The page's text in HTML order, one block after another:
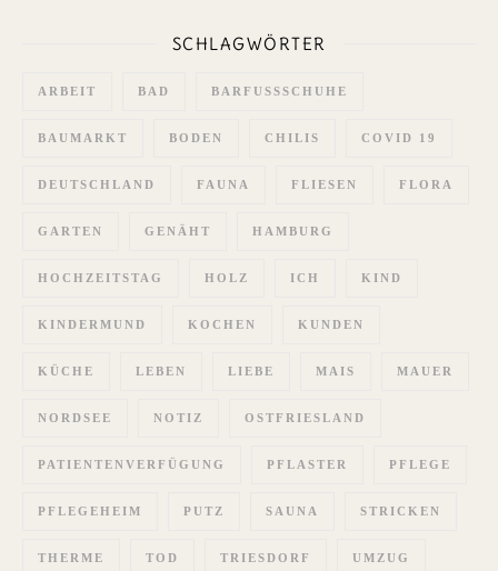
SCHLAGWÖRTER
ARBEIT BAD BARFUSSSCHUHE
BAUMARKT BODEN CHILIS COVID 19
DEUTSCHLAND FAUNA FLIESEN FLORA
GARTEN GENÄHT HAMBURG
HOCHZEITSTAG HOLZ ICH KIND
KINDERMUND KOCHEN KUNDEN
KÜCHE LEBEN LIEBE MAIS MAUER
NORDSEE NOTIZ OSTFRIESLAND
PATIENTENVERFÜGUNG PFLASTER PFLEGE
PFLEGEHEIM PUTZ SAUNA STRICKEN
THERME TOD TRIESDORF UMZUG